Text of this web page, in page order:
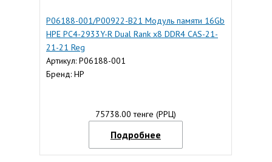
P06188-001/P00922-B21 Модуль памяти 16Gb
HPE PC4-2933Y-R Dual Rank x8 DDR4 CAS-21-
21-21 Reg
Артикул: P06188-001
Бренд: HP
75738.00 тенге (РРЦ)
Подробнее